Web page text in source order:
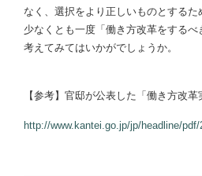
なく、選択をより正しいものとするた
少なくとも一度「働き方改革をするべ
考えてみてはいかがでしょうか。
【参考】官邸が公表した「働き方改革
http://www.kantei.go.jp/jp/headline/